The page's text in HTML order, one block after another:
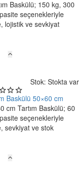
Baskülü; 150 kg, 300
seçenekleriyle
lojistik ve sevkiyat
Stok: Stokta var
Baskülü 50×60 cm
cm Tartım Baskülü; 60
seçenekleriyle
sevkiyat ve stok